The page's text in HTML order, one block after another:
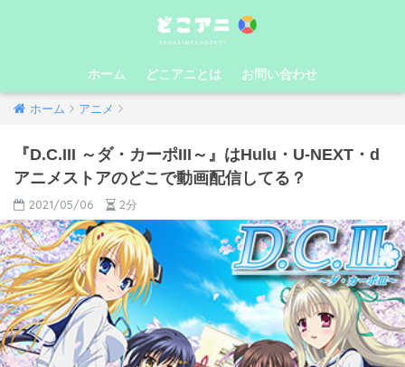
ホーム どこアニとは お問い合わせ
ホーム アニメ
『D.C.III ～ダ・カーポIII～』はHulu・U-NEXT・d
アニメストアのどこで動画配信してる？
2021/05/06 2分